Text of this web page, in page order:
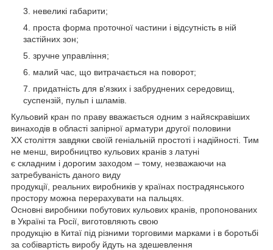
невеликі габарити;
проста форма проточної частини і відсутність в ній
застійних зон;
зручне управління;
малий час, що витрачається на поворот;
придатність для в'язких і забруднених середовищ,
суспензій, пульп і шламів.
Кульовий кран по праву вважається одним з найяскравіших
винаходів в області запірної арматури другої половини
ХХ століття завдяки своїй геніальній простоті і надійності. Тим
не менш, виробництво кульових кранів з латуні
є складним і дорогим заходом – тому, незважаючи на
затребуваність даного виду
продукції, реальних виробників у країнах пострадянського
простору можна перерахувати на пальцях.
Основні виробники побутових кульових кранів, пропонованих
в Україні та Росії, виготовляють свою
продукцію в Китаї під різними торговими марками і в боротьбі
за собівартість виробу йдуть на здешевлення